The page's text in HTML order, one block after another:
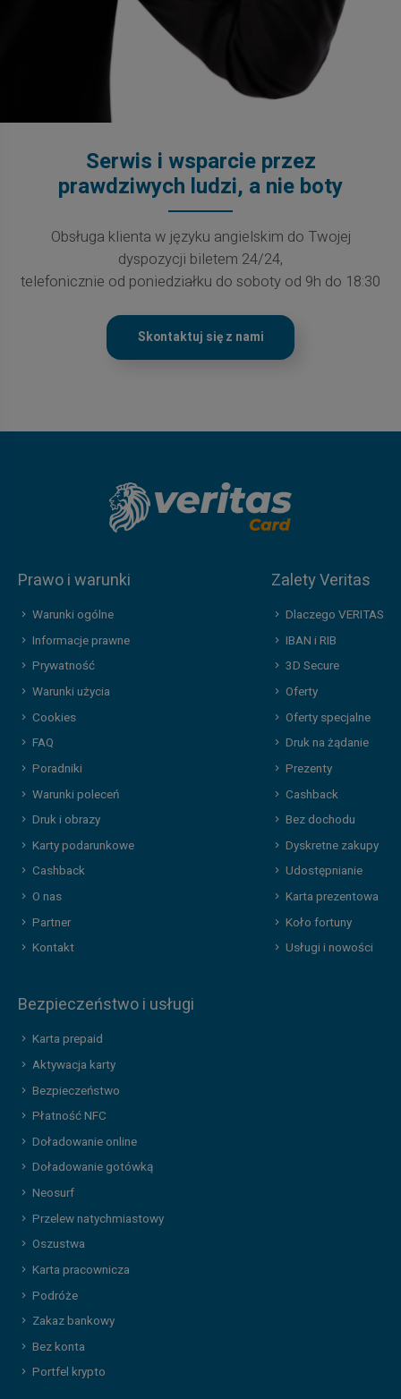
Serwis i wsparcie przez
prawdziwych ludzi, a nie boty
Obsługa klienta w języku angielskim do Twojej
dyspozycji biletem 24/24,
telefonicznie od poniedziałku do soboty od 9h do 18:30
Skontaktuj się z nami
Prawo i warunki
Warunki ogólne
Informacje prawne
Prywatność
Warunki użycia
Cookies
FAQ
Poradniki
Warunki poleceń
Druk i obrazy
Karty podarunkowe
Cashback
O nas
Partner
Kontakt
Zalety Veritas
Dlaczego VERITAS
IBAN i RIB
3D Secure
Oferty
Oferty specjalne
Druk na żądanie
Prezenty
Cashback
Bez dochodu
Dyskretne zakupy
Udostępnianie
Karta prezentowa
Koło fortuny
Usługi i nowości
Bezpieczeństwo i usługi
Karta prepaid
Aktywacja karty
Bezpieczeństwo
Płatność NFC
Doładowanie online
Doładowanie gotówką
Neosurf
Przelew natychmiastowy
Oszustwa
Karta pracownicza
Podróże
Zakaz bankowy
Bez konta
Portfel krypto